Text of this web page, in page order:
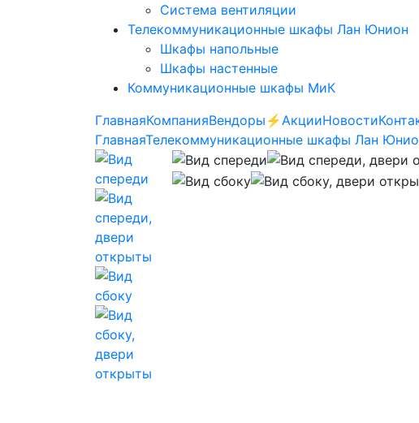
Система вентиляции
Телекоммуникационные шкафы Лан Юнион
Шкафы напольные
Шкафы настенные
Коммуникационные шкафы МиК
ГлавнаяКомпанияВендоры ⚡️АкцииНовости
ГлавнаяТелекоммуникационные шкафы Лан